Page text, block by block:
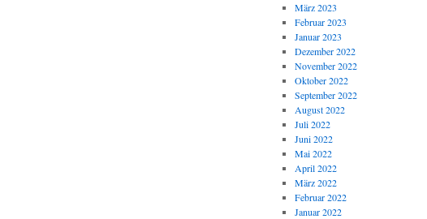
März 2023
Februar 2023
Januar 2023
Dezember 2022
November 2022
Oktober 2022
September 2022
August 2022
Juli 2022
Juni 2022
Mai 2022
April 2022
März 2022
Februar 2022
Januar 2022